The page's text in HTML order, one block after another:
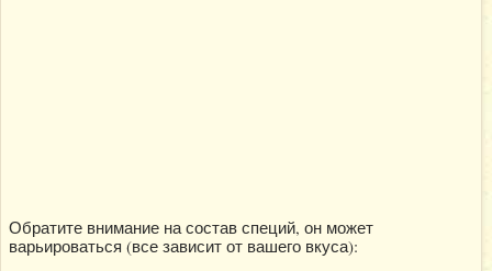
Обратите внимание на состав специй, он может
варьироваться (все зависит от вашего вкуса):